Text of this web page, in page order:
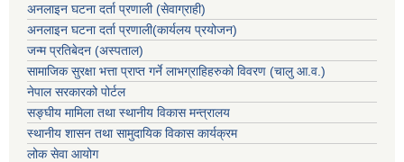
अनलाइन घटना दर्ता प्रणाली (सेवाग्राही)
अनलाइन घटना दर्ता प्रणाली(कार्यलय प्रयोजन)
जन्म प्रतिबेदन (अस्पताल)
सामाजिक सुरक्षा भत्ता प्राप्त गर्ने लाभग्राहिहरुको विवरण (चालु आ.व.)
नेपाल सरकारको पोर्टल
सङ्घीय मामिला तथा स्थानीय विकास मन्त्रालय
स्थानीय शासन तथा सामुदायिक विकास कार्यक्रम
लोक सेवा आयोग